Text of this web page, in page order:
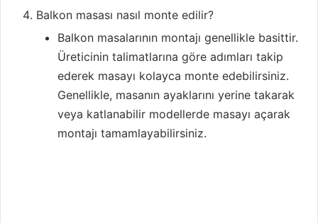
Balkon masası nasıl monte edilir?
Balkon masalarının montajı genellikle basittir.
Üreticinin talimatlarına göre adımları takip
ederek masayı kolayca monte edebilirsiniz.
Genellikle, masanın ayaklarını yerine takarak
veya katlanabilir modellerde masayı açarak
montajı tamamlayabilirsiniz.